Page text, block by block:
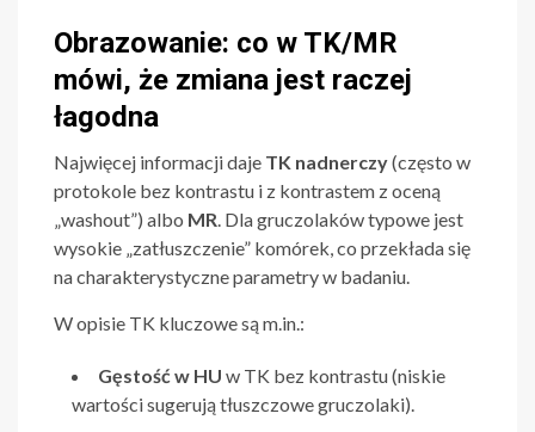
Obrazowanie: co w TK/MR
mówi, że zmiana jest raczej
łagodna
Najwięcej informacji daje TK nadnerczy(często w
protokole bez kontrastu i z kontrastem z oceną
„washout”) albo MR. Dla gruczolaków typowe jest
wysokie „zatłuszczenie” komórek, co przekłada się
na charakterystyczne parametry w badaniu.
W opisie TK kluczowe są m.in.:
Gęstość w HU w TK bez kontrastu (niskie
wartości sugerują tłuszczowe gruczolaki).